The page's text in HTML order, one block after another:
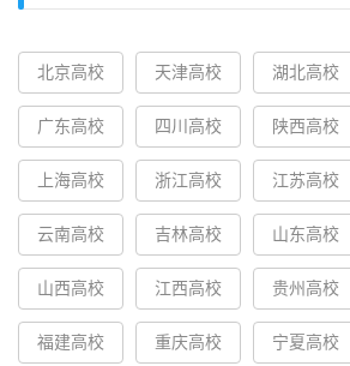
北京高校 天津高校 湖北高校
广东高校 四川高校 陕西高校
上海高校 浙江高校 江苏高校
云南高校 吉林高校 山东高校
山西高校 江西高校 贵州高校
福建高校 重庆高校 宁夏高校